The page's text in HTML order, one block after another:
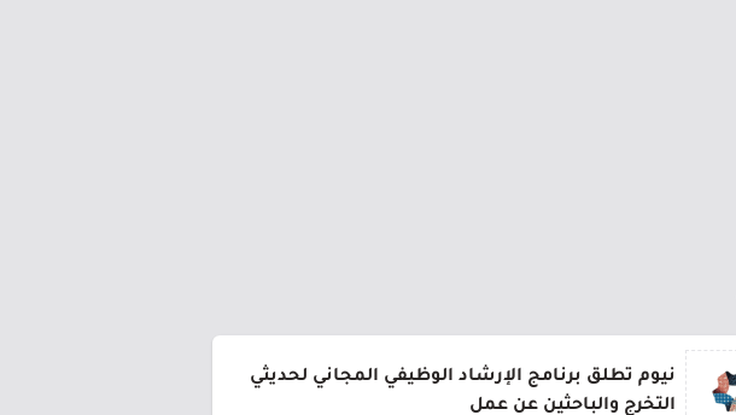
نيوم تطلق برنامج الإرشاد الوظيفي المجاني لحديثي
التخرج والباحثين عن عمل